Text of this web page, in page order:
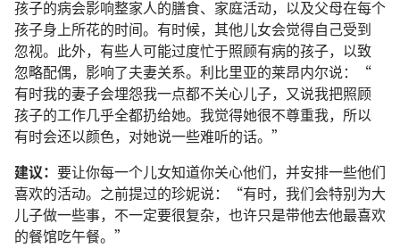
孩子的病会影响整家人的膳食、 家庭活动， 以及父母在每个
孩子身上所花的时间。 有时候， 其他儿女会觉得自己受到
忽视。 此外， 有些人可能过度忙于照顾有病的孩子， 以致
忽略配偶， 影响了夫妻关系。 利比里亚的莱昂内尔说：“
有时我的妻子会埋怨我一点都不关心儿子， 又说我把照顾
孩子的工作几乎全都扔给她。 我觉得她很不尊重我， 所以
有时会还以颜色， 对她说一些难听的话。”
建议： 要让你每一个儿女知道你关心他们， 并安排一些他们
喜欢的活动。 之前提过的珍妮说：“有时， 我们会特别为大
儿子做一些事， 不一定要很复杂， 也许只是带他去他最喜欢
的餐馆吃午餐。”